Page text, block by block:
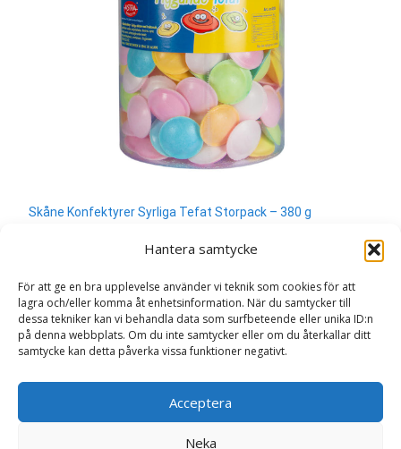
Hantera samtycke
För att ge en bra upplevelse använder vi teknik som cookies för att
lagra och/eller komma åt enhetsinformation. När du samtycker till
dessa tekniker kan vi behandla data som surfbeteende eller unika ID:n
på denna webbplats. Om du inte samtycker eller om du återkallar ditt
samtycke kan detta påverka vissa funktioner negativt.
Acceptera
Neka
Skåne Konfektyrer Syrliga Tefat Storpack – 380 g
Search